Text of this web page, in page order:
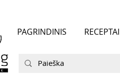
PAGRINDINIS RECEPTAI